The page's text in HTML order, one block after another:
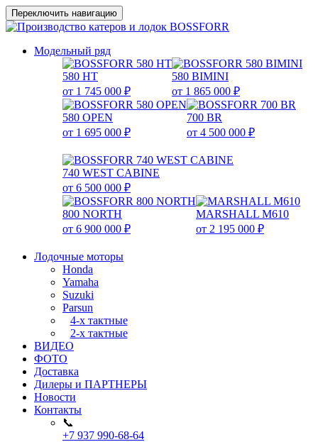
Переключить навигацию
Модельный ряд
580 HT
от 1 745 000 ₽
580 BIMINI
от 1 865 000 ₽
580 OPEN
от 1 695 000 ₽
700 BR
от 4 500 000 ₽
740 WEST CABINE
от 6 500 000 ₽
800 NORTH
от 6 900 000 ₽
MARSHALL M610
от 2 195 000 ₽
Лодочные моторы
Honda
Yamaha
Suzuki
Parsun
4-х тактные
2-х тактные
ВИДЕО
ФОТО
Доставка
Дилеры и ПАРТНЕРЫ
Новости
Контакты
📞
+7 937 990-68-64